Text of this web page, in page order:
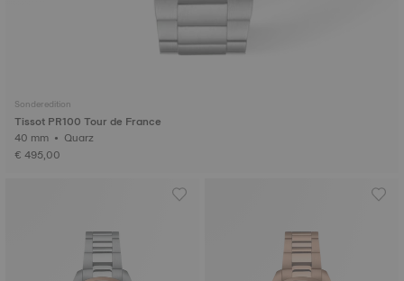
Sonderedition
Tissot PR100 Tour de France
40 mm • Quarz
€ 495,00